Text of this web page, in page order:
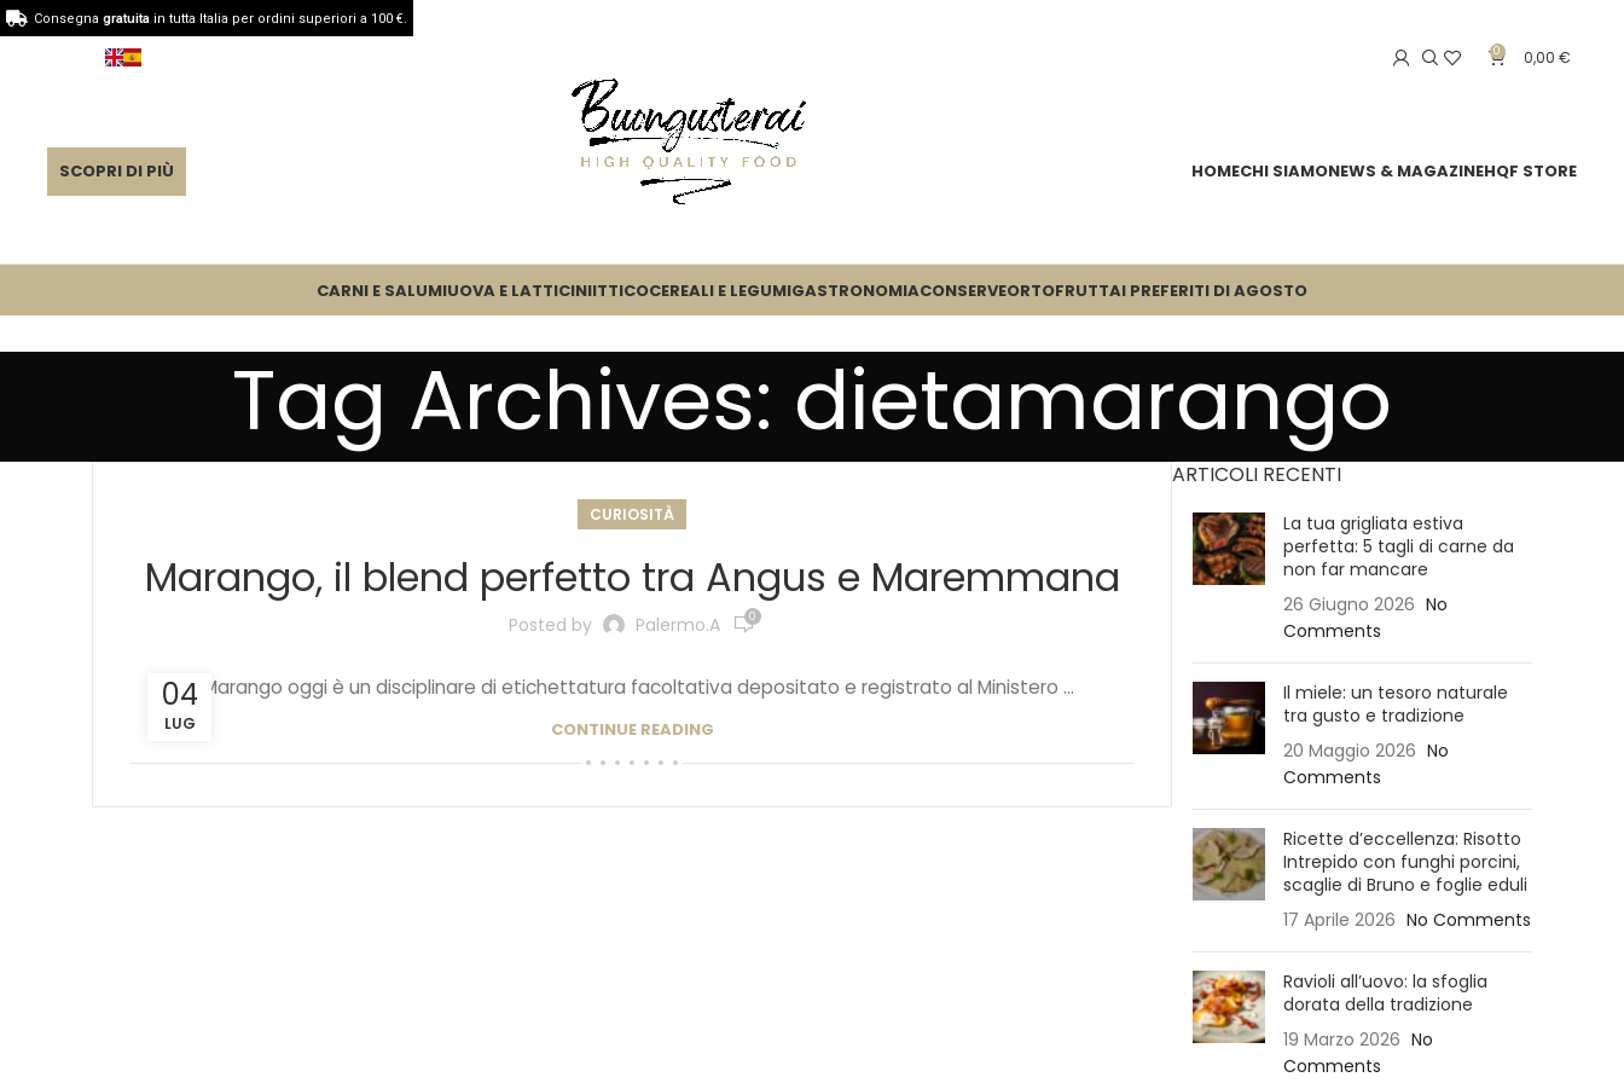
0 0,00€
SCOPRI DI PIÙ HOMECHI SIAMONEWS & MAGAZINEHQF STORE
CARNI E SALUMIUOVA E LATTICINIITTICOCEREALI E LEGUMIGASTRONOMIACONSERVEORTOFRUTTAI PREFERITI DI AGOSTO
Tag Archives: dietamarango
CURIOSITÀ
Marango, il blend perfetto tra Angus e Maremmana
Posted by Palermo.a 0
04
LUG
Il Marango oggi è un disciplinare di etichettatura facoltativa depositato e registrato al Ministero ...
CONTINUE READING
ARTICOLI RECENTI
La tua grigliata estiva
perfetta: 5 tagli di carne da
non far mancare
26 Giugno 2026 No
Comments
Il miele: un tesoro naturale
tra gusto e tradizione
20 Maggio 2026 No
Comments
Ricette d’eccellenza: Risotto
Intrepido con funghi porcini,
scaglie di Bruno e foglie eduli
17 Aprile 2026 No Comments
Ravioli all’uovo: la sfoglia
dorata della tradizione
19 Marzo 2026 No
Comments
Consegna gratuitain tutta Italia per ordini superiori a 100 €.